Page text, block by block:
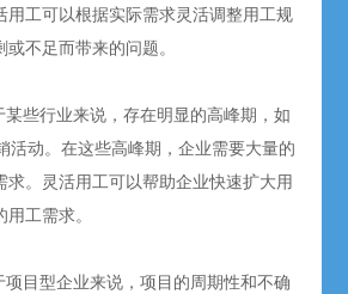
用工可以根据实际需求灵活调整用工规
不足而带来的问题。
些行业来说，存在明显的高峰期，如
活动。在这些高峰期，企业需要大量的
求。灵活用工可以帮助企业快速扩大用
工需求。
目型企业来说，项目的周期性和不确